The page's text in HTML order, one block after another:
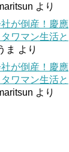
より
が倒産！慶應
ワマン生活と
ま より
が倒産！慶應
ワマン生活と
より